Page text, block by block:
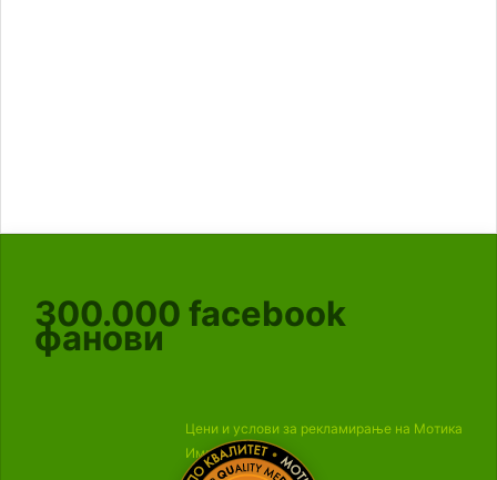
300.000 facebook
фанови
Цени и услови за рекламирање на Мотика
Импресум